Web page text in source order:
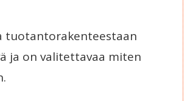
tuotantorakenteestaan
ja on valitettavaa miten